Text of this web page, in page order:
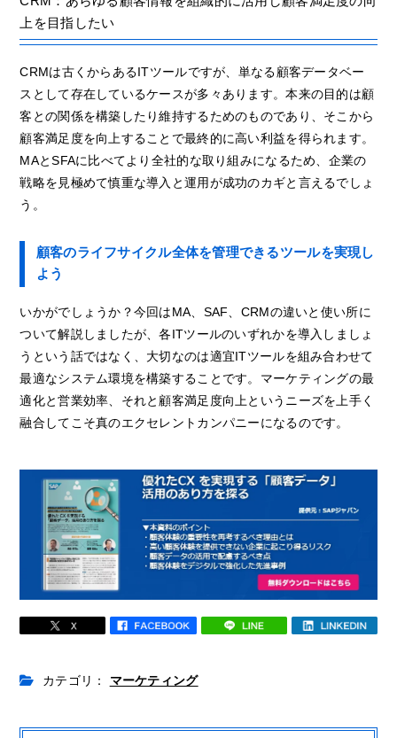
上を目指したい
CRMは古くからあるITツールですが、単なる顧客データベー
スとして存在しているケースが多々あります。本来の目的は顧
客との関係を構築したり維持するためのものであり、そこから
顧客満足度を向上することで最終的に高い利益を得られます。
MAとSFAに比べてより全社的な取り組みになるため、企業の
戦略を見極めて慎重な導入と運用が成功のカギと言えるでしょ
う。
顧客のライフサイクル全体を管理できるツールを実現し
よう
いかがでしょうか？今回はMA、SAF、CRMの違いと使い所に
ついて解説しましたが、各ITツールのいずれかを導入しましょ
うという話ではなく、大切なのは適宜ITツールを組み合わせて
最適なシステム環境を構築することです。マーケティングの最
適化と営業効率、それと顧客満足度向上というニーズを上手く
融合してこそ真のエクセレントカンパニーになるのです。
カテゴリ： マーケティング